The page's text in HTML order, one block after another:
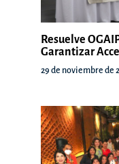
Resuelve
Garantizar
29 de noviembre de